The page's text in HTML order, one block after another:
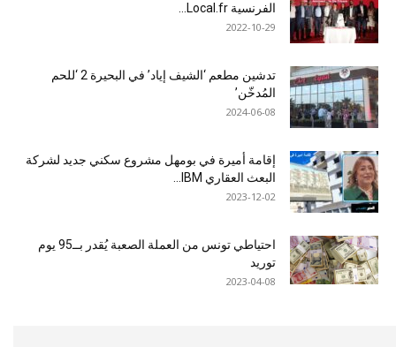
الفرنسية Local.fr...
2022-10-29
تدشين مطعم ‘الشيف إياد’ في البحيرة 2 ‘للحم
المُدخّن’
2024-06-08
إقامة أميرة في بومهل مشروع سكني جديد لشركة
البعث العقاري IBM...
2023-12-02
احتياطي تونس من العملة الصعبة يُقدر بــ95 يوم
توريد
2023-04-08